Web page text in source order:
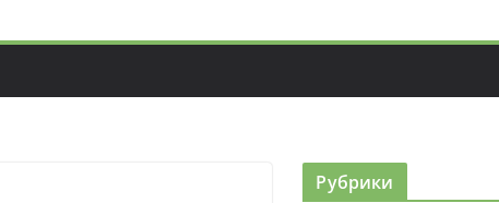
Рубрики